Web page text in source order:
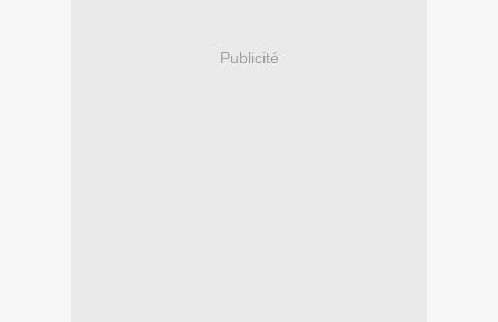
Publicité